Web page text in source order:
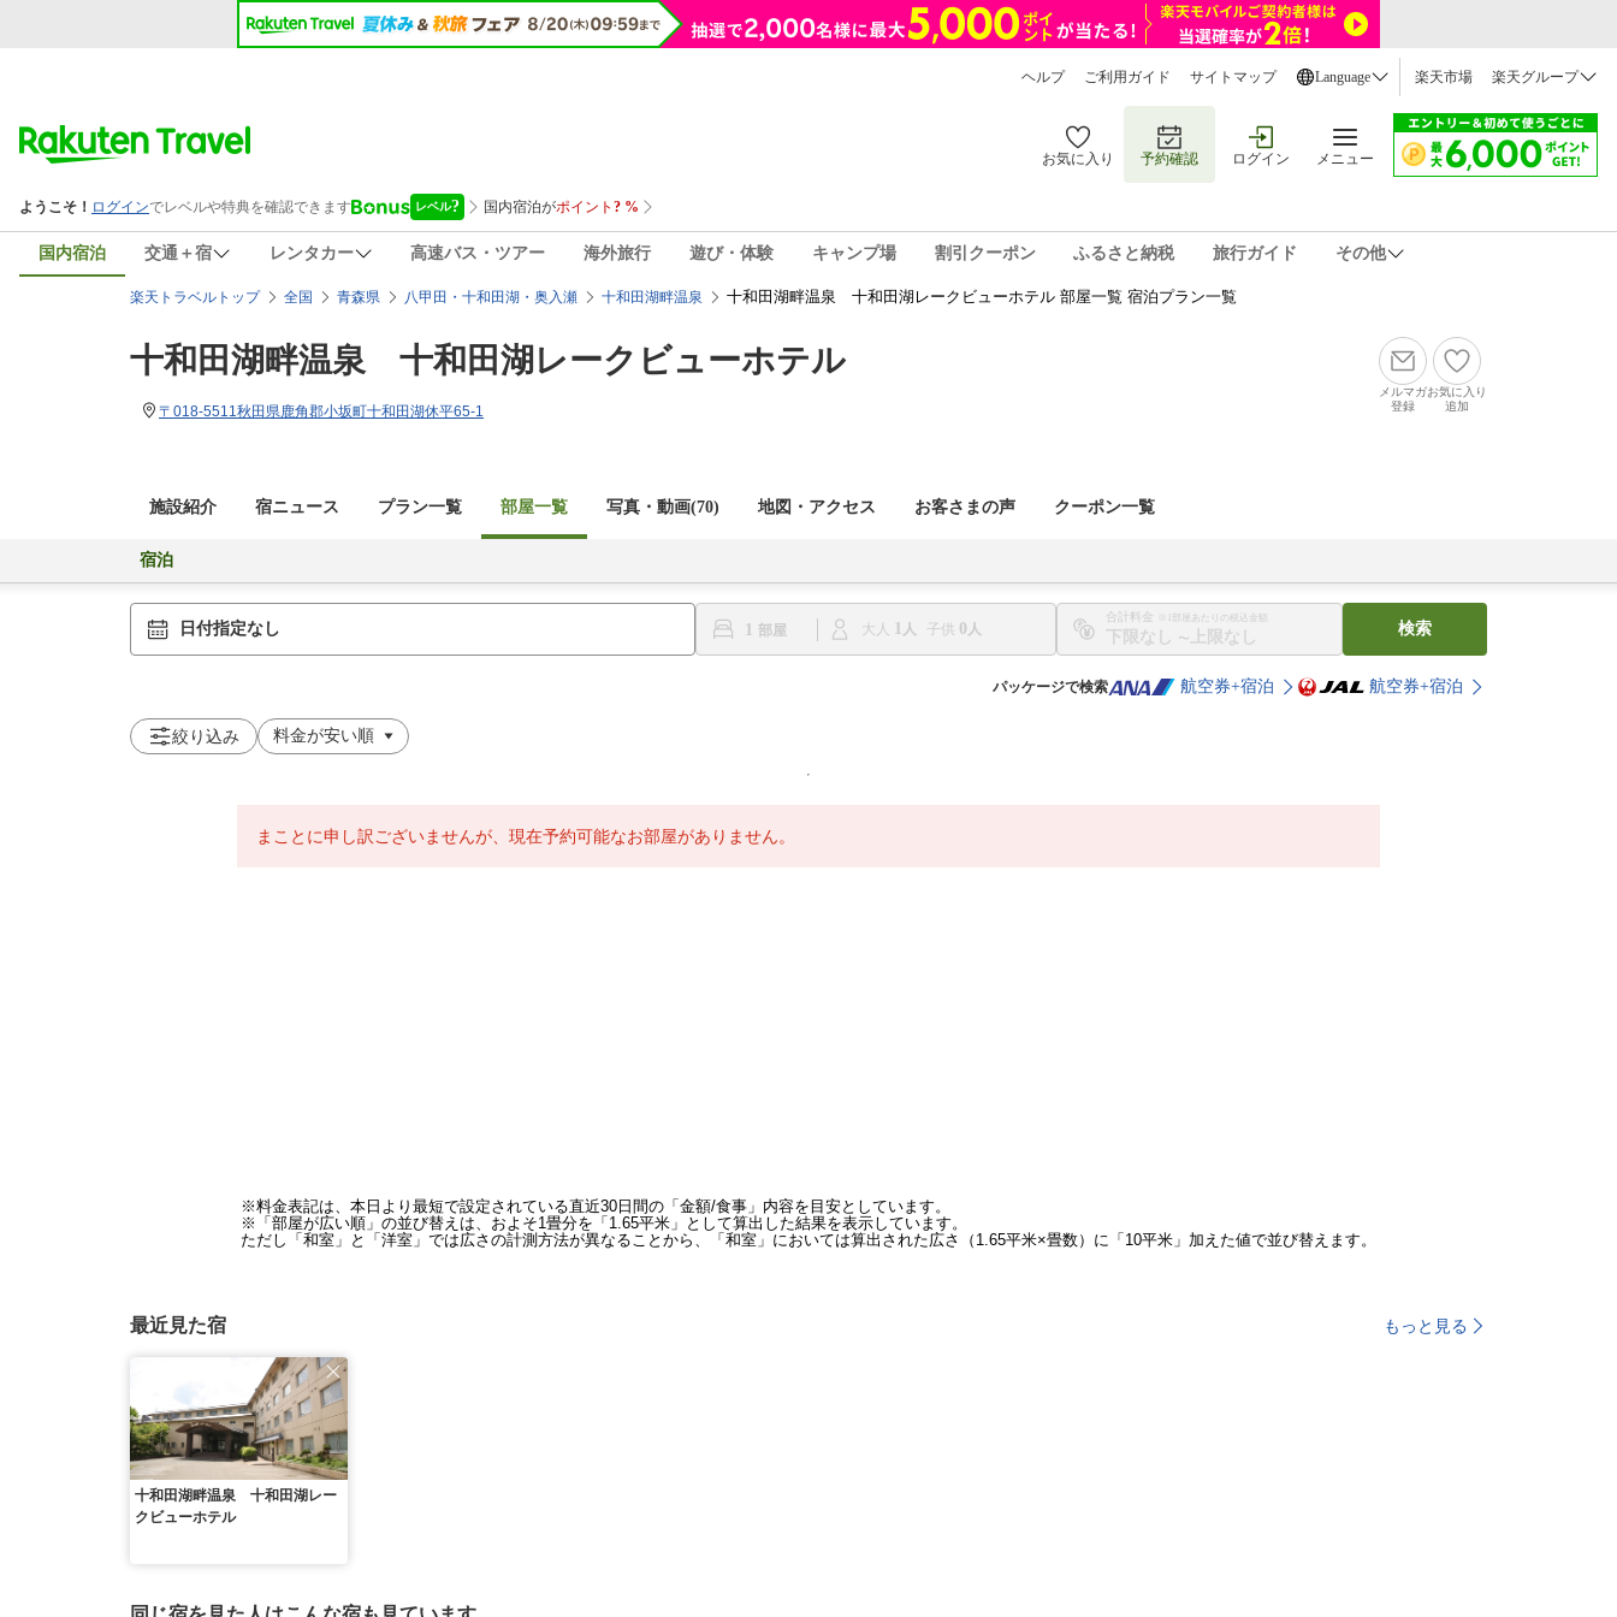
ヘルプ ご利用ガイド サイトマップ Language 楽天市場 楽天グループ
お気に入り 予約確認 ログイン メニュー
国内宿泊 交通＋宿 レンタカー 高速バス・ツアー 海外旅行 遊び・体験 キャンプ場 割引クーポン ふるさと納税 旅行ガイド その他
楽天トラベルトップ 全国 青森県 八甲田・十和田湖・奥入瀬 十和田湖畔温泉 十和田湖畔温泉 十和田湖レークビューホテル 部屋一覧 宿泊プラン一覧
十和田湖畔温泉 十和田湖レークビューホテル
〒018-5511秋田県鹿角郡小坂町十和田湖休平65-1
メルマガ
登録
お気に入り
追加
施設紹介 宿ニュース プラン一覧 部屋一覧 写真・動画(70) 地図・アクセス お客さまの声 クーポン一覧
宿泊
日付指定なし 1 大人 1 子供 0
合計料金 ※1部屋あたりの税込金額
〜
検索
パッケージで検索 航空券+宿泊 航空券+宿泊
絞り込み
まことに申し訳ございませんが、現在予約可能なお部屋がありません。
※料金表記は、本日より最短で設定されている直近30日間の「金額/食事」内容を目安としています。
※「部屋が広い順」の並び替えは、およそ1畳分を「1.65平米」として算出した結果を表示しています。
ただし「和室」と「洋室」では広さの計測方法が異なることから、「和室」においては算出された広さ（1.65平米×畳数）に「10平米」加えた値で並び替えます。
最近見た宿 もっと見る
十和田湖畔温泉 十和田湖レー
クビューホテル